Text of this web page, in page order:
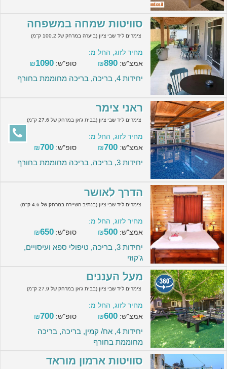
סוויטות שמחה במשפחה
צימרים ליד שבי ציון (ביערה במרחק של 100.2 ק"מ)
מחיר לזוג, החל מ:
אמצ"ש:
₪890 סופ"ש: ₪1090
יחידות 4, בריכה, בריכה מחוממת בחורף
ראני צימר
צימרים ליד שבי ציון (בבית ג'אן במרחק של 27.6 ק"מ)
מחיר לזוג, החל מ:
אמצ"ש:
₪700 סופ"ש: ₪700
יחידות 3, בריכה, בריכה מחוממת בחורף
הדרך לאושר
צימרים ליד שבי ציון (בנתיב השיירה במרחק של 4.6 ק"מ)
מחיר לזוג, החל מ:
אמצ"ש:
₪500 סופ"ש: ₪650
יחידות 3, בריכה, טיפולי ספא ועיסויים,
ג'קוזי
מעל העננים
צימרים ליד שבי ציון (בבית ג'אן במרחק של 27.9 ק"מ)
מחיר לזוג, החל מ:
אמצ"ש:
₪600 סופ"ש: ₪700
יחידות 4, אח/ קמין, בריכה, בריכה
מחוממת בחורף
סוויטות ארמון מוראד